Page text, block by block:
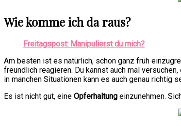
Wie komme ich da raus?
Freitagspost: Manipulierst du mich?
Am besten ist es natürlich, schon ganz früh
freundlich reagieren. Du kannst auch mal
in manchen Situationen kann es auch genau richtig
Es ist nicht gut, eine Opferhaltung einzunehmen.